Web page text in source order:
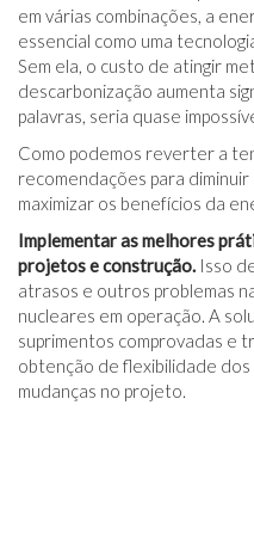
em várias combinações, a
essencial como uma
Sem ela, o custo de atingir
descarbonização aumenta
palavras, seria quase
Como podemos reverter a
recomendações para
maximizar os benefícios da
Implementar as melhores
projetos e construção. Isso
atrasos e outros problemas
nucleares em operação. A
suprimentos comprovadas e
obtenção de flexibilidade
mudanças no projeto.